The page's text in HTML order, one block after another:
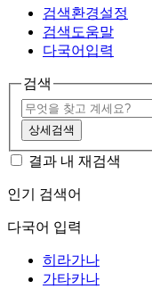
검색환경설정
검색도움말
다국어입력
검색
상세검색
결과 내 재검색
인기 검색어
다국어 입력
히라가나
가타카나